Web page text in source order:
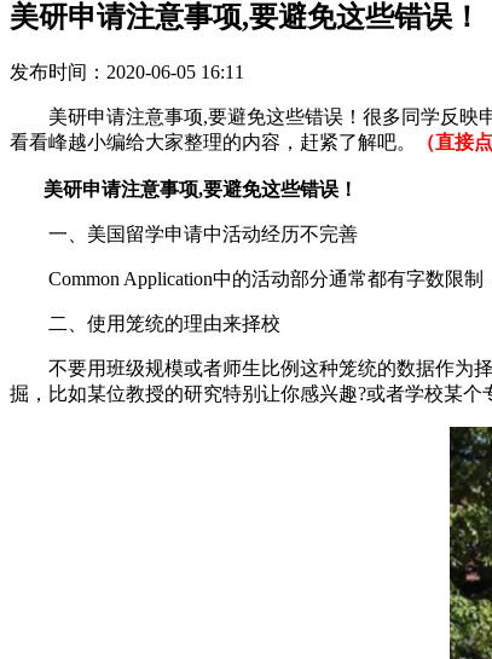
美研申请注意事项,要避免这些错误！
发布时间：2020-06-05 16:11
美研申请注意事项,要避免这些错误！很多同学反映
看看峰越小编给大家整理的内容，赶紧了解吧。
（直接
美研申请注意事项,要避免这些错误！
一、美国留学申请中活动经历不完善
Common Application中的活动部分通常都有字数限制
二、使用笼统的理由来择校
不要用班级规模或者师生比例这种笼统的数据作为择
掘，比如某位教授的研究特别让你感兴趣?或者学校某个